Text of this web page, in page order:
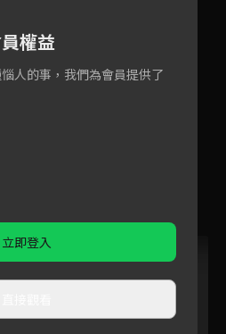
權益
人的事，我們為會員提供了
立即登入